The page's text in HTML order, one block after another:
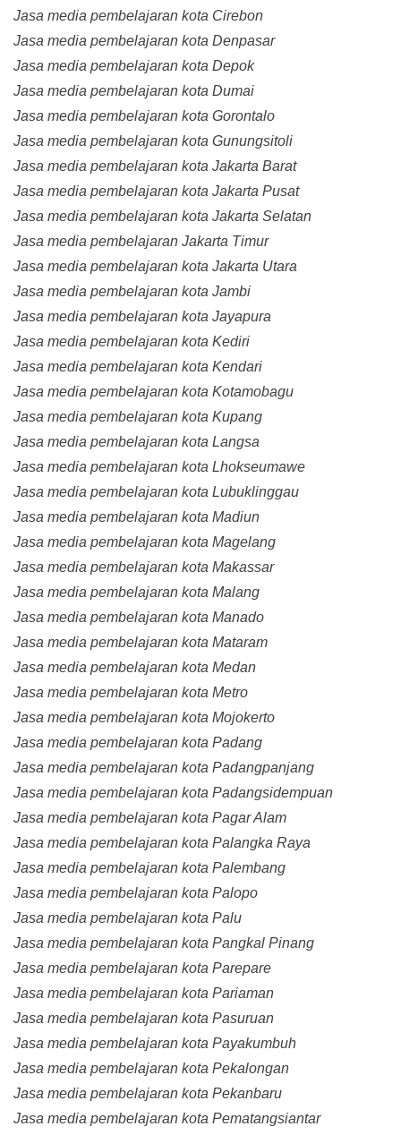
Jasa media pembelajaran kota Cirebon
Jasa media pembelajaran kota Denpasar
Jasa media pembelajaran kota Depok
Jasa media pembelajaran kota Dumai
Jasa media pembelajaran kota Gorontalo
Jasa media pembelajaran kota Gunungsitoli
Jasa media pembelajaran kota Jakarta Barat
Jasa media pembelajaran kota Jakarta Pusat
Jasa media pembelajaran kota Jakarta Selatan
Jasa media pembelajaran Jakarta Timur
Jasa media pembelajaran kota Jakarta Utara
Jasa media pembelajaran kota Jambi
Jasa media pembelajaran kota Jayapura
Jasa media pembelajaran kota Kediri
Jasa media pembelajaran kota Kendari
Jasa media pembelajaran kota Kotamobagu
Jasa media pembelajaran kota Kupang
Jasa media pembelajaran kota Langsa
Jasa media pembelajaran kota Lhokseumawe
Jasa media pembelajaran kota Lubuklinggau
Jasa media pembelajaran kota Madiun
Jasa media pembelajaran kota Magelang
Jasa media pembelajaran kota Makassar
Jasa media pembelajaran kota Malang
Jasa media pembelajaran kota Manado
Jasa media pembelajaran kota Mataram
Jasa media pembelajaran kota Medan
Jasa media pembelajaran kota Metro
Jasa media pembelajaran kota Mojokerto
Jasa media pembelajaran kota Padang
Jasa media pembelajaran kota Padangpanjang
Jasa media pembelajaran kota Padangsidempuan
Jasa media pembelajaran kota Pagar Alam
Jasa media pembelajaran kota Palangka Raya
Jasa media pembelajaran kota Palembang
Jasa media pembelajaran kota Palopo
Jasa media pembelajaran kota Palu
Jasa media pembelajaran kota Pangkal Pinang
Jasa media pembelajaran kota Parepare
Jasa media pembelajaran kota Pariaman
Jasa media pembelajaran kota Pasuruan
Jasa media pembelajaran kota Payakumbuh
Jasa media pembelajaran kota Pekalongan
Jasa media pembelajaran kota Pekanbaru
Jasa media pembelajaran kota Pematangsiantar